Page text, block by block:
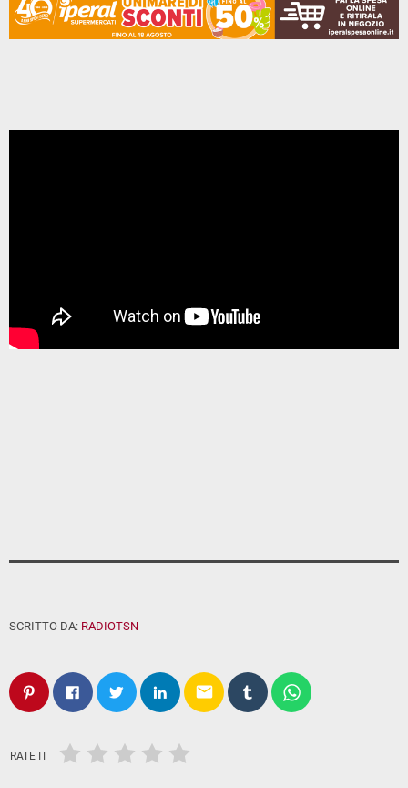
SCRITTO DA: RADIOTSN
email
RATE IT